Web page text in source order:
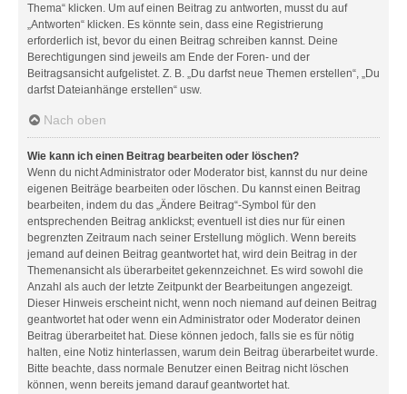
Thema“ klicken. Um auf einen Beitrag zu antworten, musst du auf
„Antworten“ klicken. Es könnte sein, dass eine Registrierung
erforderlich ist, bevor du einen Beitrag schreiben kannst. Deine
Berechtigungen sind jeweils am Ende der Foren- und der
Beitragsansicht aufgelistet. Z. B. „Du darfst neue Themen erstellen“, „Du
darfst Dateianhänge erstellen“ usw.
Nach oben
Wie kann ich einen Beitrag bearbeiten oder löschen?
Wenn du nicht Administrator oder Moderator bist, kannst du nur deine
eigenen Beiträge bearbeiten oder löschen. Du kannst einen Beitrag
bearbeiten, indem du das „Ändere Beitrag“-Symbol für den
entsprechenden Beitrag anklickst; eventuell ist dies nur für einen
begrenzten Zeitraum nach seiner Erstellung möglich. Wenn bereits
jemand auf deinen Beitrag geantwortet hat, wird dein Beitrag in der
Themenansicht als überarbeitet gekennzeichnet. Es wird sowohl die
Anzahl als auch der letzte Zeitpunkt der Bearbeitungen angezeigt.
Dieser Hinweis erscheint nicht, wenn noch niemand auf deinen Beitrag
geantwortet hat oder wenn ein Administrator oder Moderator deinen
Beitrag überarbeitet hat. Diese können jedoch, falls sie es für nötig
halten, eine Notiz hinterlassen, warum dein Beitrag überarbeitet wurde.
Bitte beachte, dass normale Benutzer einen Beitrag nicht löschen
können, wenn bereits jemand darauf geantwortet hat.